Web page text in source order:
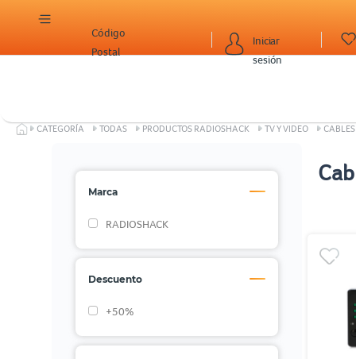
Iniciar
sesión
Código
Postal
CATEGORÍA TODAS PRODUCTOS RADIOSHACK TV Y VIDEO
Marca
RADIOSHACK
Descuento
+50%